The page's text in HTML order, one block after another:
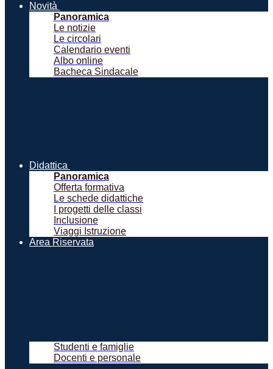
Novità
Panoramica
Le notizie
Le circolari
Calendario eventi
Albo online
Bacheca Sindacale
Didattica
Panoramica
Offerta formativa
Le schede didattiche
I progetti delle classi
Inclusione
Viaggi Istruzione
Area Riservata
Studenti e famiglie
Docenti e personale